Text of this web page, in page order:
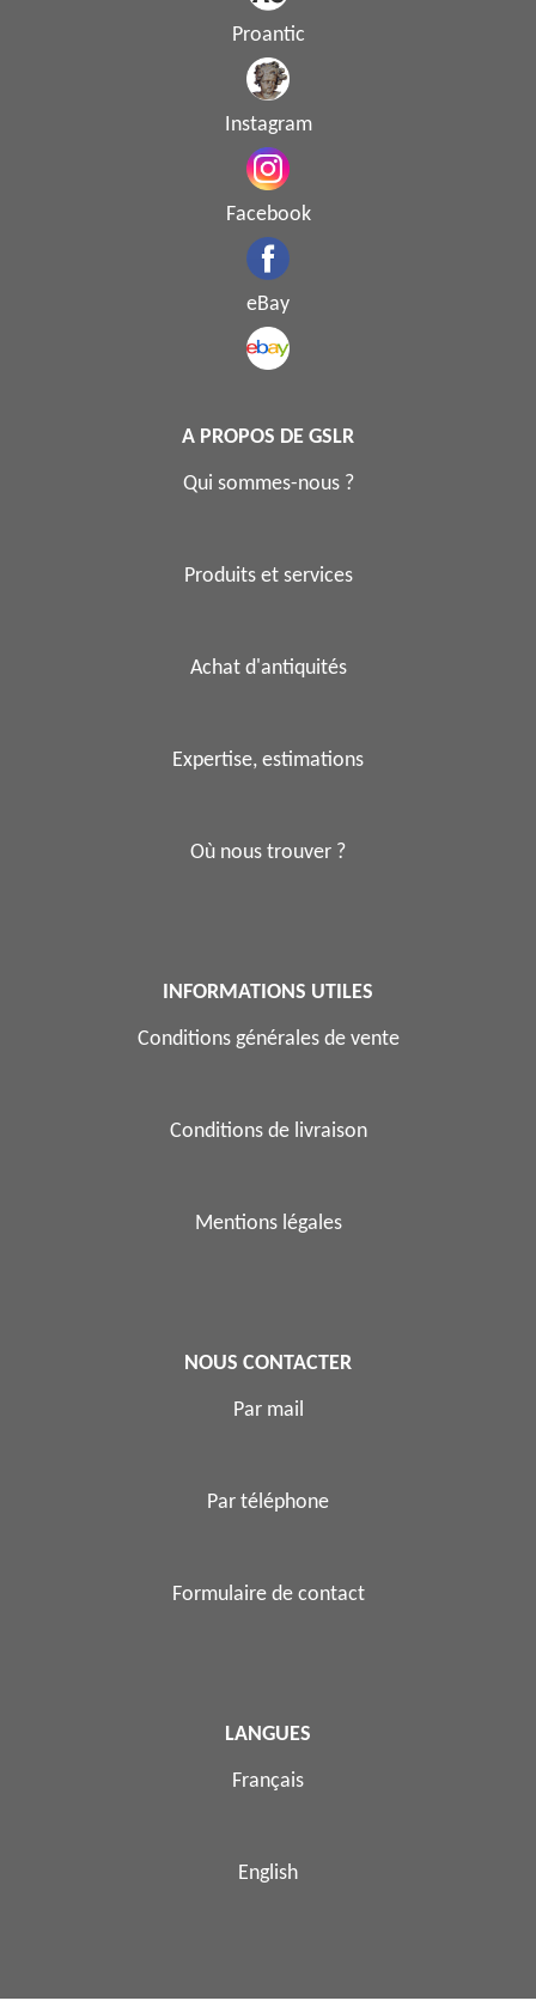
Proantic
Instagram
Facebook
eBay
A PROPOS DE GSLR
Qui sommes-nous ?
Produits et services
Achat d'antiquités
Expertise, estimations
Où nous trouver ?
INFORMATIONS UTILES
Conditions générales de vente
Conditions de livraison
Mentions légales
NOUS CONTACTER
Par mail
Par téléphone
Formulaire de contact
LANGUES
Français
English